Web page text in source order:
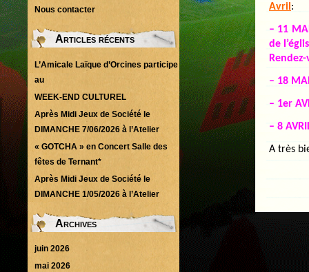
Avril :
– 11
de
– 18
– 1er
– 8
A très
Nous contacter
Articles récents
L’Amicale Laïque d’Orcines participe
au
WEEK-END CULTUREL
Après Midi Jeux de Société le
DIMANCHE 7/06/2026 à l’Atelier
« GOTCHA » en Concert Salle des
fêtes de Ternant*
Après Midi Jeux de Société le
DIMANCHE 1/05/2026 à l’Atelier
Archives
juin 2026
mai 2026